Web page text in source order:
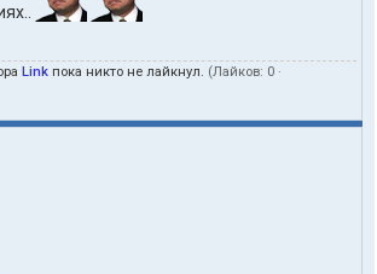
Link пока никто не лайкнул. (Лайков: 0 ·